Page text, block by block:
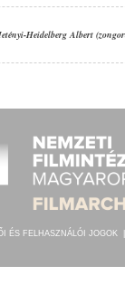
Heidelberg Albert
ÉS FELHASZNÁLÓI JOGOK